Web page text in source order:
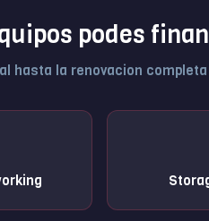
podes
hasta la renovacion